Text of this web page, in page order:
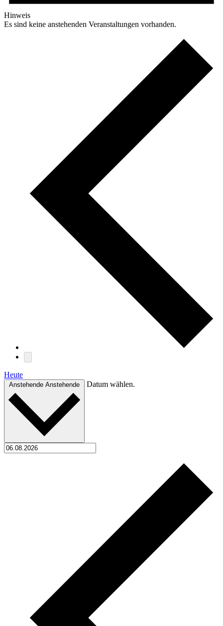
Hinweis
Es sind keine anstehenden Veranstaltungen vorhanden.
Heute
Anstehende Anstehende Datum wählen.